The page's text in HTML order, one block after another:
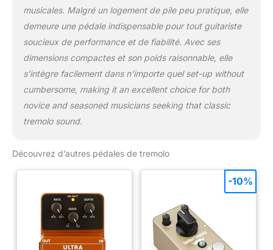
musicales. Malgré un logement de pile peu pratique, elle
demeure une pédale indispensable pour tout guitariste
soucieux de performance et de fiabilité. Avec ses
dimensions compactes et son poids raisonnable, elle
s’intègre facilement dans n’importe quel set-up without
cumbersome, making it an excellent choice for both
novice and seasoned musicians seeking that classic
tremolo sound.
Découvrez d’autres pédales de tremolo
-10%